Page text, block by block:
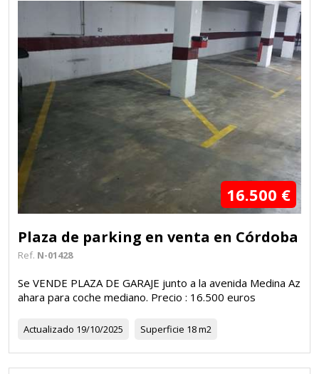
16.500 €
Plaza de parking en venta en Córdoba
Ref. N-01428
Se VENDE PLAZA DE GARAJE junto a la avenida Medina Az
ahara para coche mediano. Precio : 16.500 euros
Actualizado 19/10/2025 Superficie 18 m2